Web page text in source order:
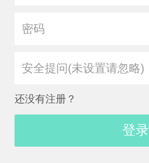
安全提问(未设置请忽略)
还没有注册？
登录